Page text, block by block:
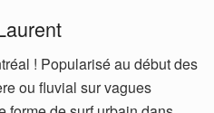
! Popularisé au début des
ou fluvial sur vagues